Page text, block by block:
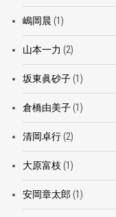
嶋岡晨 (1)
山本一力 (2)
坂東眞砂子(1)
倉橋由美子(1)
清岡卓行(2)
大原富枝 (1)
安岡章太郎 (1)